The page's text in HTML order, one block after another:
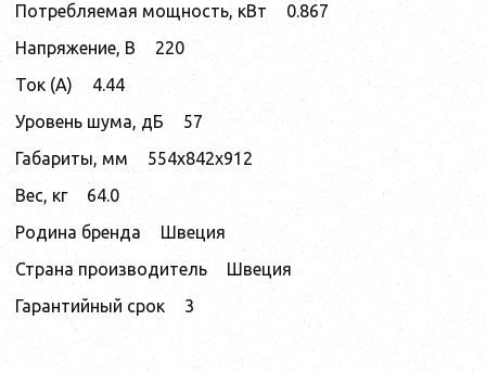
Потребляемая мощность, кВт
0.867
Напряжение, В
220
Ток (А)
4.44
Уровень шума, дБ
57
Габариты, мм
554x842x912
Вес, кг
64.0
Родина бренда
Швеция
Страна производитель
Швеция
Гарантийный срок
3